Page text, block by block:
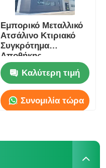
Εμπορικό Μεταλλικό
Ατσάλινο Κτιριακό
Συγκρότημα
Αποθήκης
Βιομηχανικής
Μεγάλης Κλίμακας
ODM
Καλύτερη τιμή
Συνομιλία τώρα